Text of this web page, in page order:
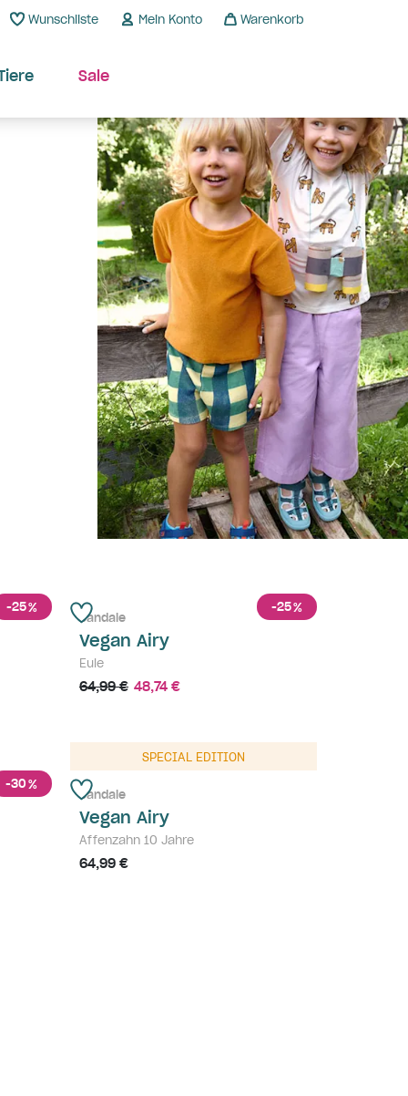
Wunschliste Mein Konto Warenkorb
Sale
-25% -25%
Sandale
Vegan Airy
Eule
64,99 € 48,74 €
-30%
ausverkauftSPECIAL EDITION
Sandale
Vegan Airy
Affenzahn 10 Jahre
64,99 €